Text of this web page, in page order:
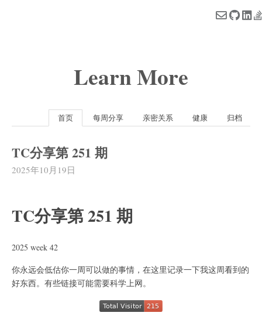
Learn More
首页 每周分享 亲密关系 健康 归档
TC分享第 251 期
2025年10月19日
TC分享第 251 期
2025 week 42
你永远会低估你一周可以做的事情，在这里记录一下我这周看到的
好东西。有些链接可能需要科学上网。